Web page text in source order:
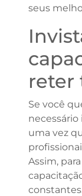
seus
reter
Se você
uma vez
Assim,